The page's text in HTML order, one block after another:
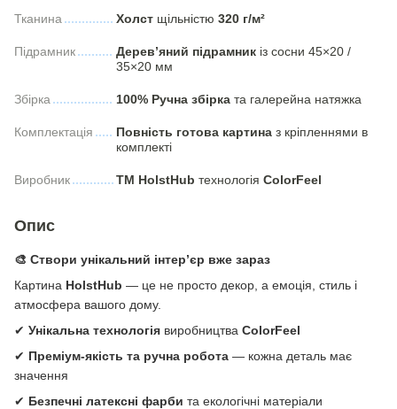
Тканина Холст щільністю 320 г/м²
Підрамник Дерев’яний підрамник із сосни 45×20 /
35×20 мм
Збірка 100% Ручна збірка та галерейна натяжка
Комплектація Повність готова картина з кріпленнями в
комплекті
Виробник ТМ HolstHub технологія СolorFeel
Опис
🎨 Створи унікальний інтер’єр вже зараз
Картина HolstHub — це не просто декор, а емоція, стиль і
атмосфера вашого дому.
✔ Унікальна технологія виробництва ColorFeel
✔ Преміум-якість та ручна робота — кожна деталь має
значення
✔ Безпечні латексні фарби та екологічні матеріали